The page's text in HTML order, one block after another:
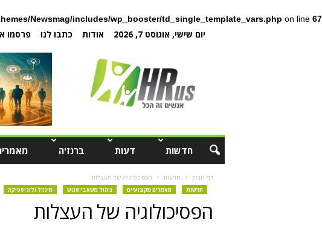
Newsmag/includes/wp_booster/td_single_template_vars.php on line 67
יום שישי, אוגוסט 7, 2026 אודות כתבו לנו פרסמו
חדשות דעות ברנז'ה
דף הבית חדשות הפסיכולוגיה של העצלות
חדשות מאמרים מקצועיים ניהול משאבי אנוש מינהל ולוגיסטיקה
הפסיכולוגיה של העצלות